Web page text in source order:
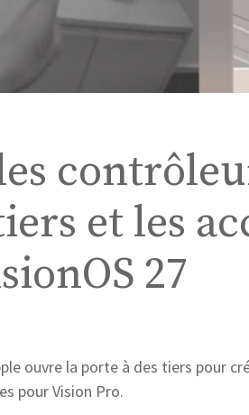
et les
27
ouvre la porte à des tiers pour
pour Vision Pro.